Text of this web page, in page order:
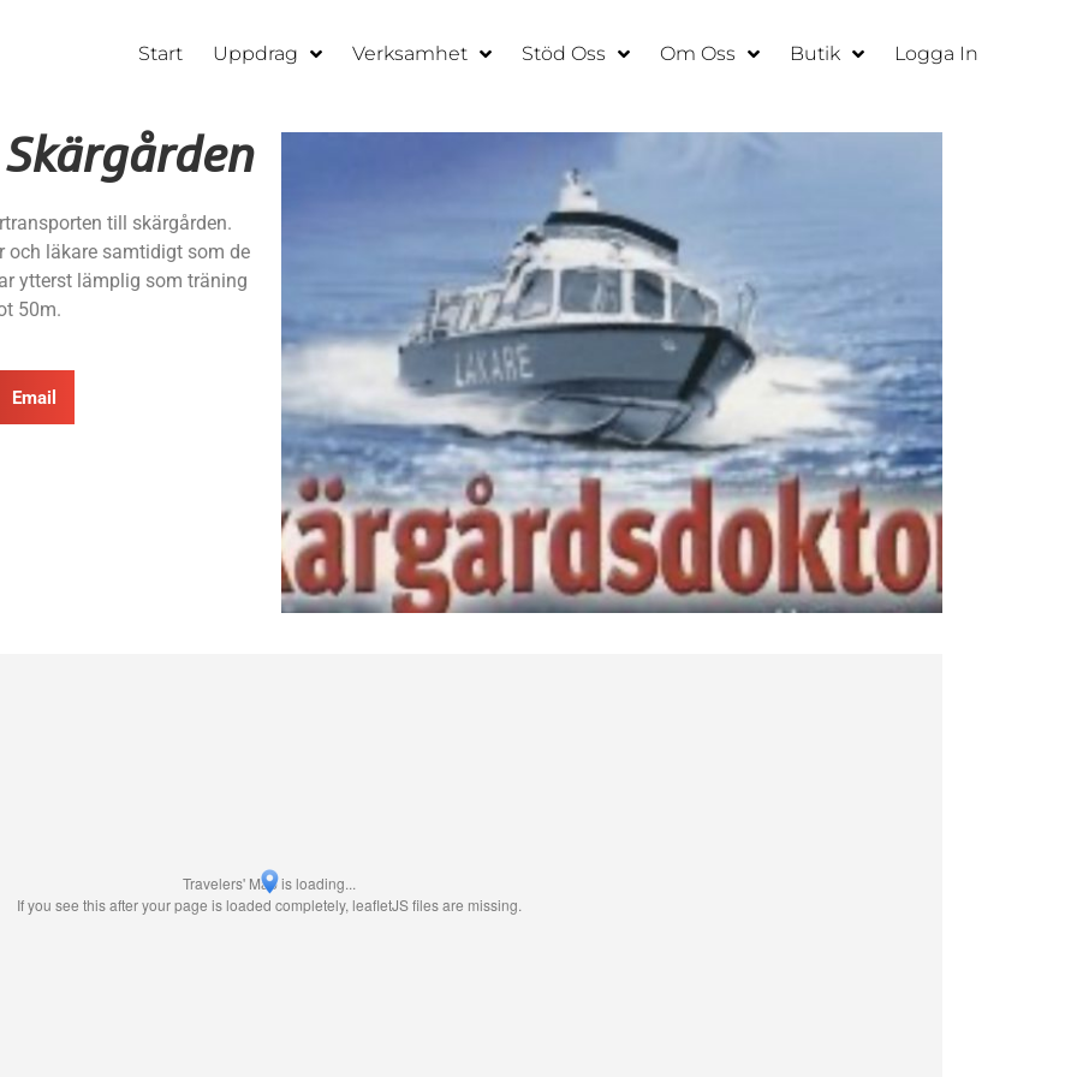
Start Uppdrag Verksamhet Stöd Oss Om Oss Butik Logga In
till skärgården.
och läkare samtidigt som de
ytterst lämplig som träning
50m.
Email
Travelers' Map is loading...
If you see this after your page is loaded completely, leafletJS files are missing.